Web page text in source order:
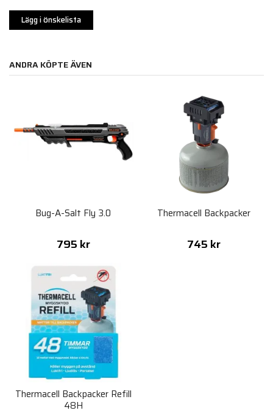
Lägg i önskelista
ANDRA KÖPTE ÄVEN
Bug-A-Salt Fly 3.0
795 kr
Thermacell Backpacker
745 kr
Thermacell Backpacker Refill
48H